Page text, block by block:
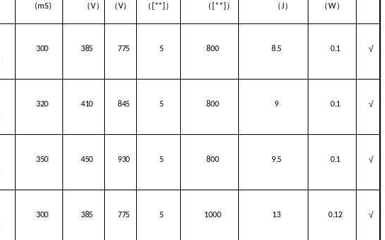
(mS) （V） （V） （ [**] ） （ [**] ） （J） （W）
300 385 775 5 800 8.5 0.1 √
320 410 845 5 800 9 0.1 √
350 450 930 5 800 9.5 0.1 √
300 385 775 5 1000 13 0.12 √